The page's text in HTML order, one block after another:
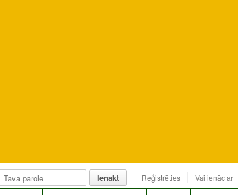
Ienākt Reģistrēties Vai ienāc ar